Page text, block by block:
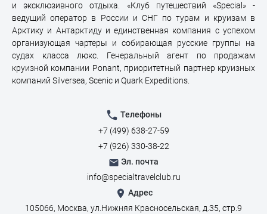
и эксклюзивного отдыха. «Клуб путешествий «Special» -
ведущий оператор в России и СНГ по турам и круизам в
Арктику и Антарктиду и единственная компания с успехом
организующая чартеры и собирающая русские группы на
судах класса люкс. Генеральный агент по продажам
круизной компании Ponant, приоритетный партнер круизных
компаний Silversea, Scenic и Quark Expeditions.
Телефоны
+7 (499) 638-27-59
+7 (926) 330-38-22
Эл. почта
info@specialtravelclub.ru
Адрес
105066, Москва, ул.Нижняя Красносельская, д.35, стр.9